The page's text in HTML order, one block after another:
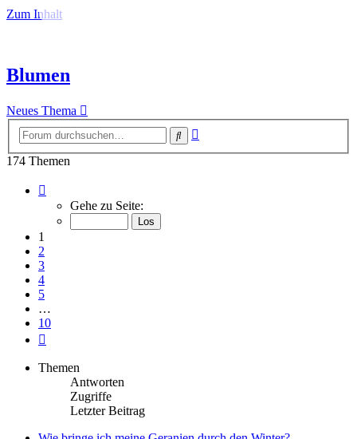
Zum Inhalt
Blumen
Neues Thema
Suche
174 Themen
von
Gehe zu Seite:
1
2
3
4
5
…
10
Themen
Antworten
Zugriffe
Letzter Beitrag